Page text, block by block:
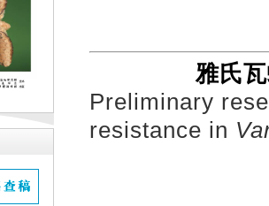
雅氏
Preliminary
resistance in